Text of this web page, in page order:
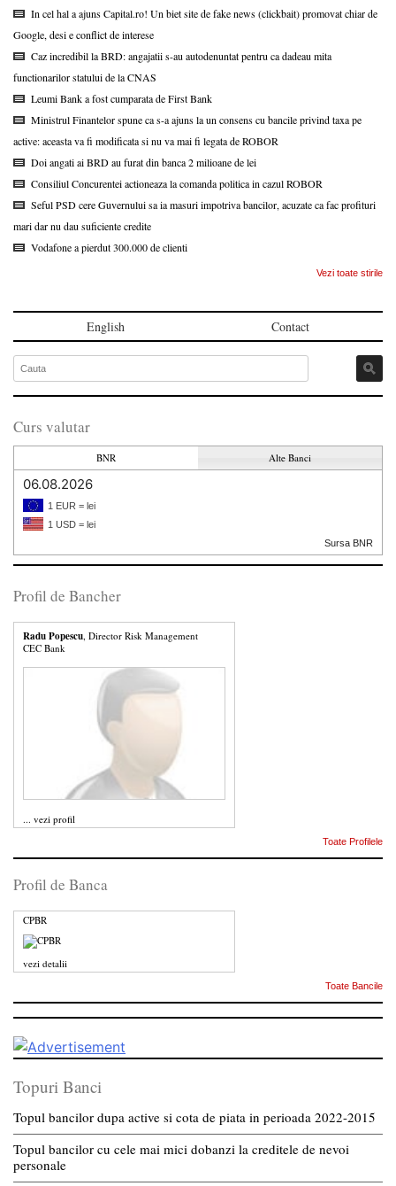
In cel hal a ajuns Capital.ro! Un biet site de fake news (clickbait) promovat chiar de
Google, desi e conflict de interese
Caz incredibil la BRD: angajatii s-au autodenuntat pentru ca dadeau mita
functionarilor statului de la CNAS
Leumi Bank a fost cumparata de First Bank
Ministrul Finantelor spune ca s-a ajuns la un consens cu bancile privind taxa pe
active: aceasta va fi modificata si nu va mai fi legata de ROBOR
Doi angati ai BRD au furat din banca 2 milioane de lei
Consiliul Concurentei actioneaza la comanda politica in cazul ROBOR
Seful PSD cere Guvernului sa ia masuri impotriva bancilor, acuzate ca fac profituri
mari dar nu dau suficiente credite
Vodafone a pierdut 300.000 de clienti
Vezi toate stirile
English Contact
Curs valutar
BNR Alte Banci
06.08.2026
1 EUR = lei
1 USD = lei
Sursa BNR
Profil de Bancher
Radu Popescu , Director Risk Management
CEC Bank
... vezi profil
Toate Profilele
Profil de Banca
CPBR
vezi detalii
Toate Bancile
Topuri Banci
Topul bancilor dupa active si cota de piata in perioada 2022-2015
Topul bancilor cu cele mai mici dobanzi la creditele de nevoi
personale